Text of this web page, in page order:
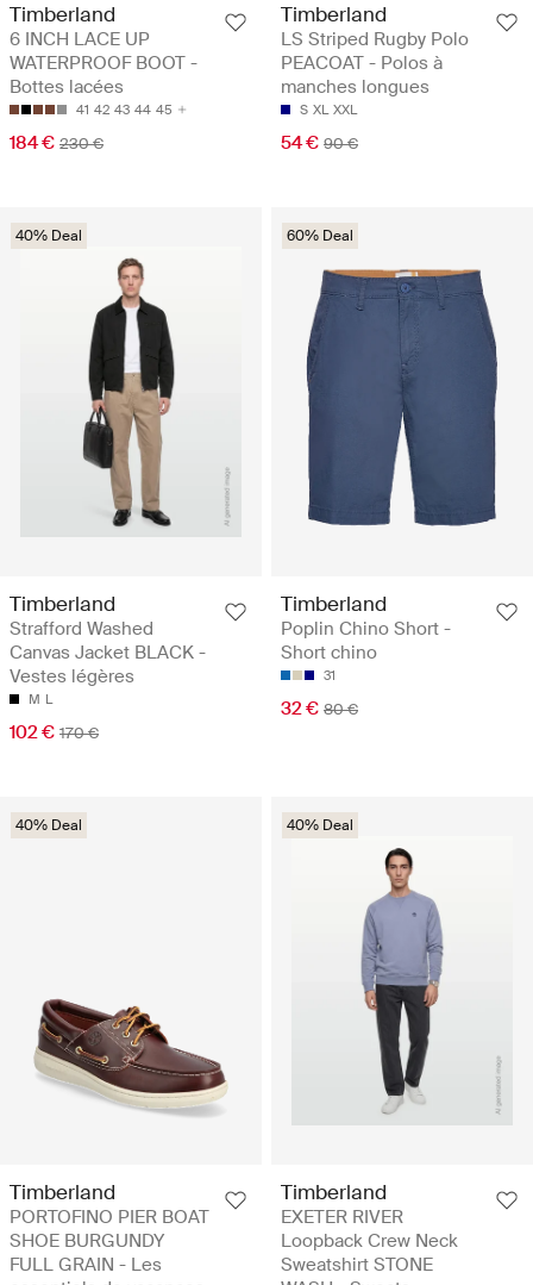
Timberland
6 INCH LACE UP
WATERPROOF BOOT -
Bottes lacées
41 42 43 44 45
184 € 230 €
Timberland
LS Striped Rugby Polo
PEACOAT - Polos à
manches longues
S XL XXL
54 € 90 €
40% Deal
Timberland
Strafford Washed
Canvas Jacket BLACK -
Vestes légères
M L
102 € 170 €
60% Deal
Timberland
Poplin Chino Short -
Short chino
31
32 € 80 €
40% Deal
Timberland
PORTOFINO PIER BOAT
SHOE BURGUNDY
FULL GRAIN - Les
40% Deal
Timberland
EXETER RIVER
Loopback Crew Neck
Sweatshirt STONE